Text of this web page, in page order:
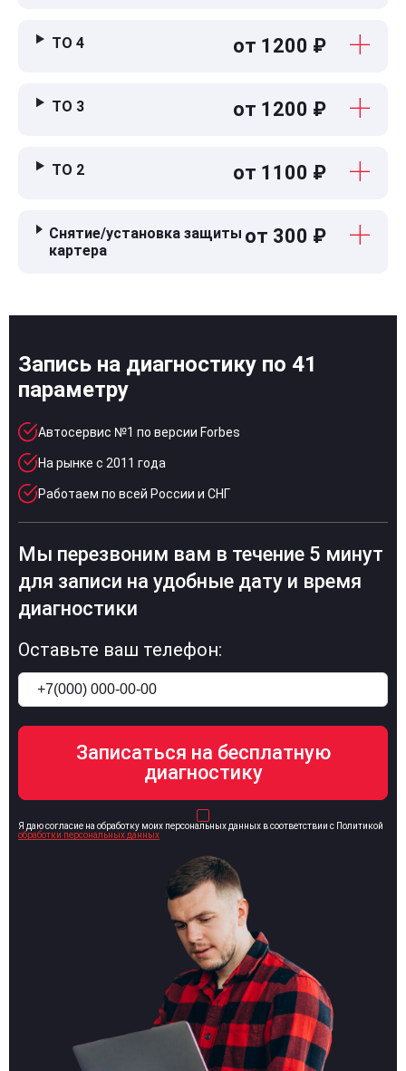
ТО 4 от 1200 ₽
ТО 3 от 1200 ₽
ТО 2 от 1100 ₽
Снятие/установка защиты
картера
от 300 ₽
Запись на диагностику по 41
параметру
Автосервис №1 по версии Forbes
На рынке с 2011 года
Работаем по всей России и СНГ
Мы перезвоним вам в течение 5 минут
для записи на удобные дату и время
диагностики
Оставьте ваш телефон:
Я даю согласие на обработку моих персональных данных в соответствии с Политикой
обработки персональных данных